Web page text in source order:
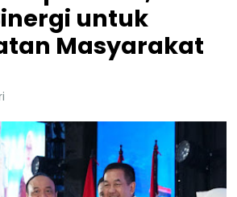
untuk
Masyarakat